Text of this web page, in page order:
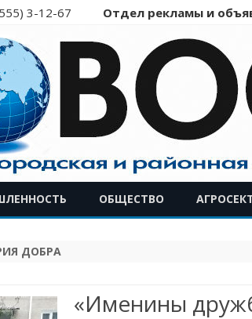
3-12-67 Отдел рекламы и
ОБЩЕСТВО
ДОБРА
«Именины